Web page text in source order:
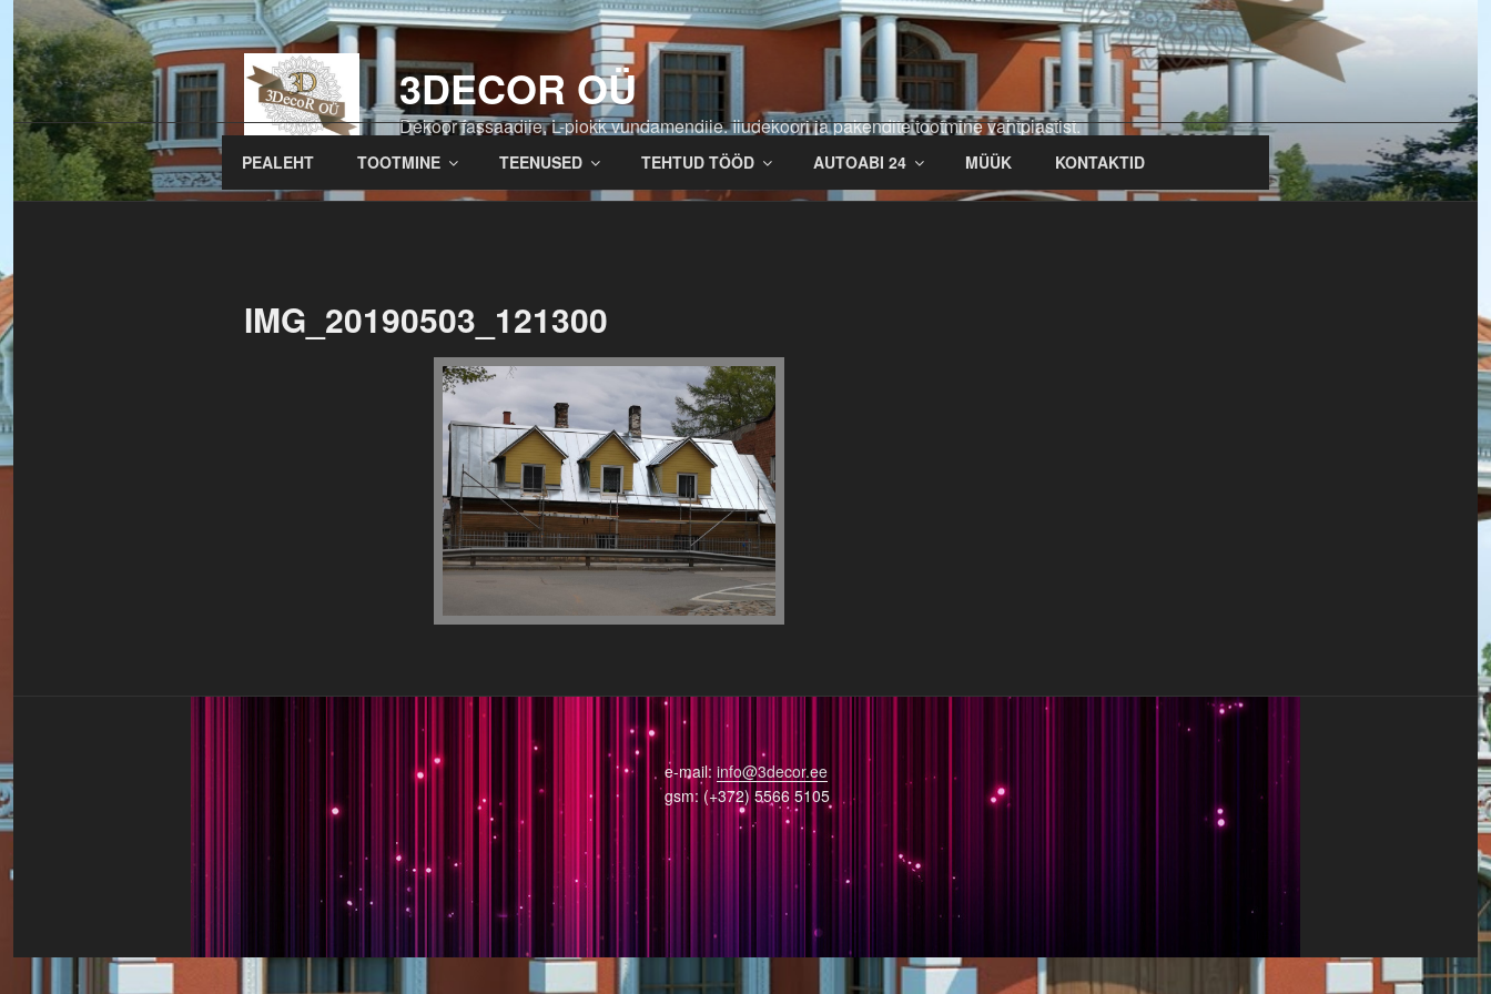
Перейти
к
содержимому
3DECOR OÜ
Dekoor fassaadile, L-plokk vundamendile. Iludekoori ja pakendite tootmine vahtplastist.
PEALEHT TOOTMINE TEENUSED TEHTUD TÖÖD AUTOABI 24 MÜÜK KONTAKTID
IMG_20190503_121300
e-mail: info@3decor.ee
gsm: (+372) 5566 5105